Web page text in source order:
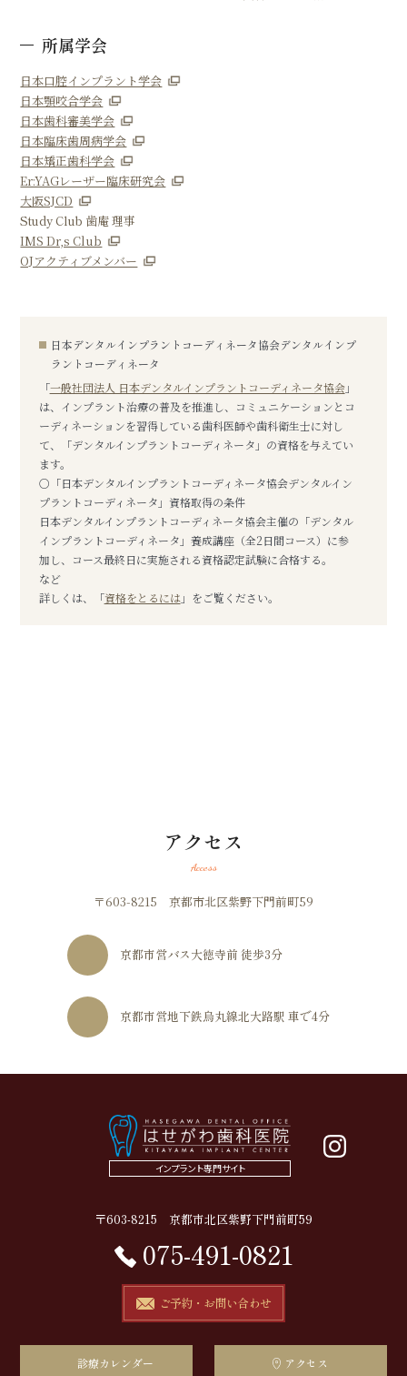
所属学会
日本口腔インプラント学会
日本顎咬合学会
日本歯科審美学会
日本臨床歯周病学会
日本矯正歯科学会
Er:YAGレーザー臨床研究会
大阪SJCD
Study Club 歯庵 理事
IMS Dr,s Club
OJアクティブメンバー
日本デンタルインプラントコーディネータ協会デンタルインプ
ラントコーディネータ
「一般社団法人 日本デンタルインプラントコーディネータ協会 」
は、インプラント治療の普及を推進し、コミュニケーションとコ
ーディネーションを習得している歯科医師や歯科衛生士に対し
て、「デンタルインプラントコーディネータ」の資格を与えてい
ます。
○「日本デンタルインプラントコーディネータ協会デンタルイン
プラントコーディネータ」資格取得の条件
日本デンタルインプラントコーディネータ協会主催の「デンタル
インプラントコーディネータ」養成講座（全2日間コース）に参
加し、コース最終日に実施される資格認定試験に合格する。
など
詳しくは、「資格をとるには」をご覧ください。
アクセス
Access
〒603-8215 京都市北区紫野下門前町59
京都市営バス大徳寺前 徒歩3分
京都市営地下鉄烏丸線北大路駅 車で4分
インプラント専門サイト
〒603-8215 京都市北区紫野下門前町59
075-491-0821
ご予約・お問い合わせ
診療カレンダー アクセス